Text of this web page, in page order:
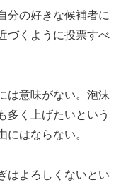
分の好きな候補者に
づくように投票すべ
は意味がない。泡沫
多く上げたいという
にはならない。
はよろしくないとい